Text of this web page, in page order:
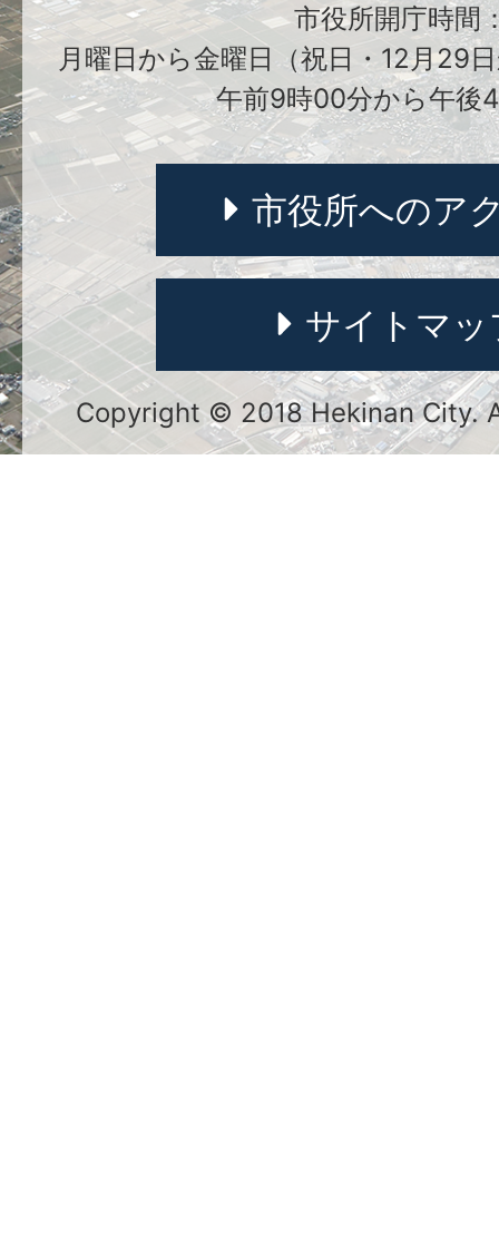
市役所開庁時間
月曜日から金曜日（祝日・12月29
午前9時00分から午後
市役所へのア
サイトマッ
Copyright © 2018 Hekinan City.